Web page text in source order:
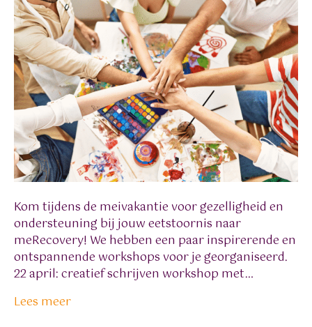
Kom tijdens de meivakantie voor gezelligheid en
ondersteuning bij jouw eetstoornis naar
meRecovery! We hebben een paar inspirerende en
ontspannende workshops voor je georganiseerd.
22 april: creatief schrijven workshop met…
Lees meer